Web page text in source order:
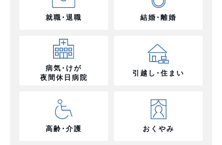
就職･退職 結婚･離婚
病気･けが
夜間休日病院
引越し･住まい
高齢･介護 おくやみ